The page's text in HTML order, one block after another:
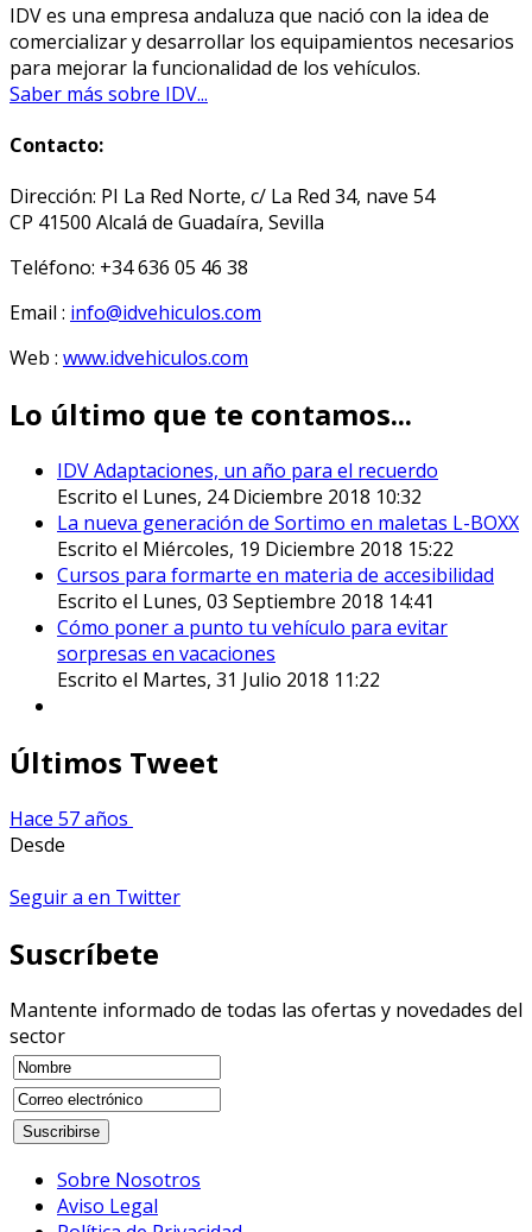
IDV es una empresa andaluza que nació con la idea de
comercializar y desarrollar los equipamientos necesarios
para mejorar la funcionalidad de los vehículos.
Saber más sobre IDV...
Contacto:
Dirección: PI La Red Norte, c/ La Red 34, nave 54
CP 41500 Alcalá de Guadaíra, Sevilla
Teléfono: +34 636 05 46 38
Email : info@idvehiculos.com
Web : www.idvehiculos.com
Lo último que te contamos...
IDV Adaptaciones, un año para el recuerdo
Escrito el Lunes, 24 Diciembre 2018 10:32
La nueva generación de Sortimo en maletas L-BOXX
Escrito el Miércoles, 19 Diciembre 2018 15:22
Cursos para formarte en materia de accesibilidad
Escrito el Lunes, 03 Septiembre 2018 14:41
Cómo poner a punto tu vehículo para evitar
sorpresas en vacaciones
Escrito el Martes, 31 Julio 2018 11:22
Últimos Tweet
Hace 57 años
Desde
Seguir a en Twitter
Suscríbete
Mantente informado de todas las ofertas y novedades del
sector
Sobre Nosotros
Aviso Legal